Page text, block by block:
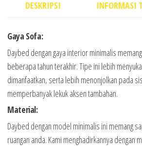
DESKRIPSI INFORMASI
Gaya Sofa:
Daybed dengan gaya interior minimalis
beberapa tahun terakhir. Tipe ini lebih
dimanfaatkan, serta lebih menonjolkan pada
memperbanyak lekuk aksen tambahan.
Material:
Daybed dengan model minimalis ini memang
ruangan anda. Kami menghadirkannya dengan